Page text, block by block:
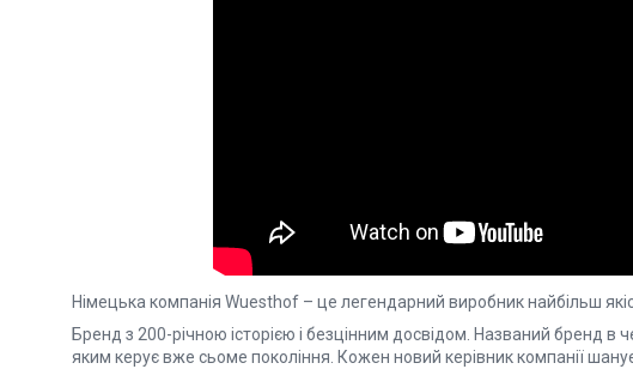
Німецька компанія Wuesthof – це легендарний виробник найбільш
Бренд з 200-річною історією і безцінним досвідом. Названий бренд в
яким керує вже сьоме покоління. Кожен новий керівник компанії